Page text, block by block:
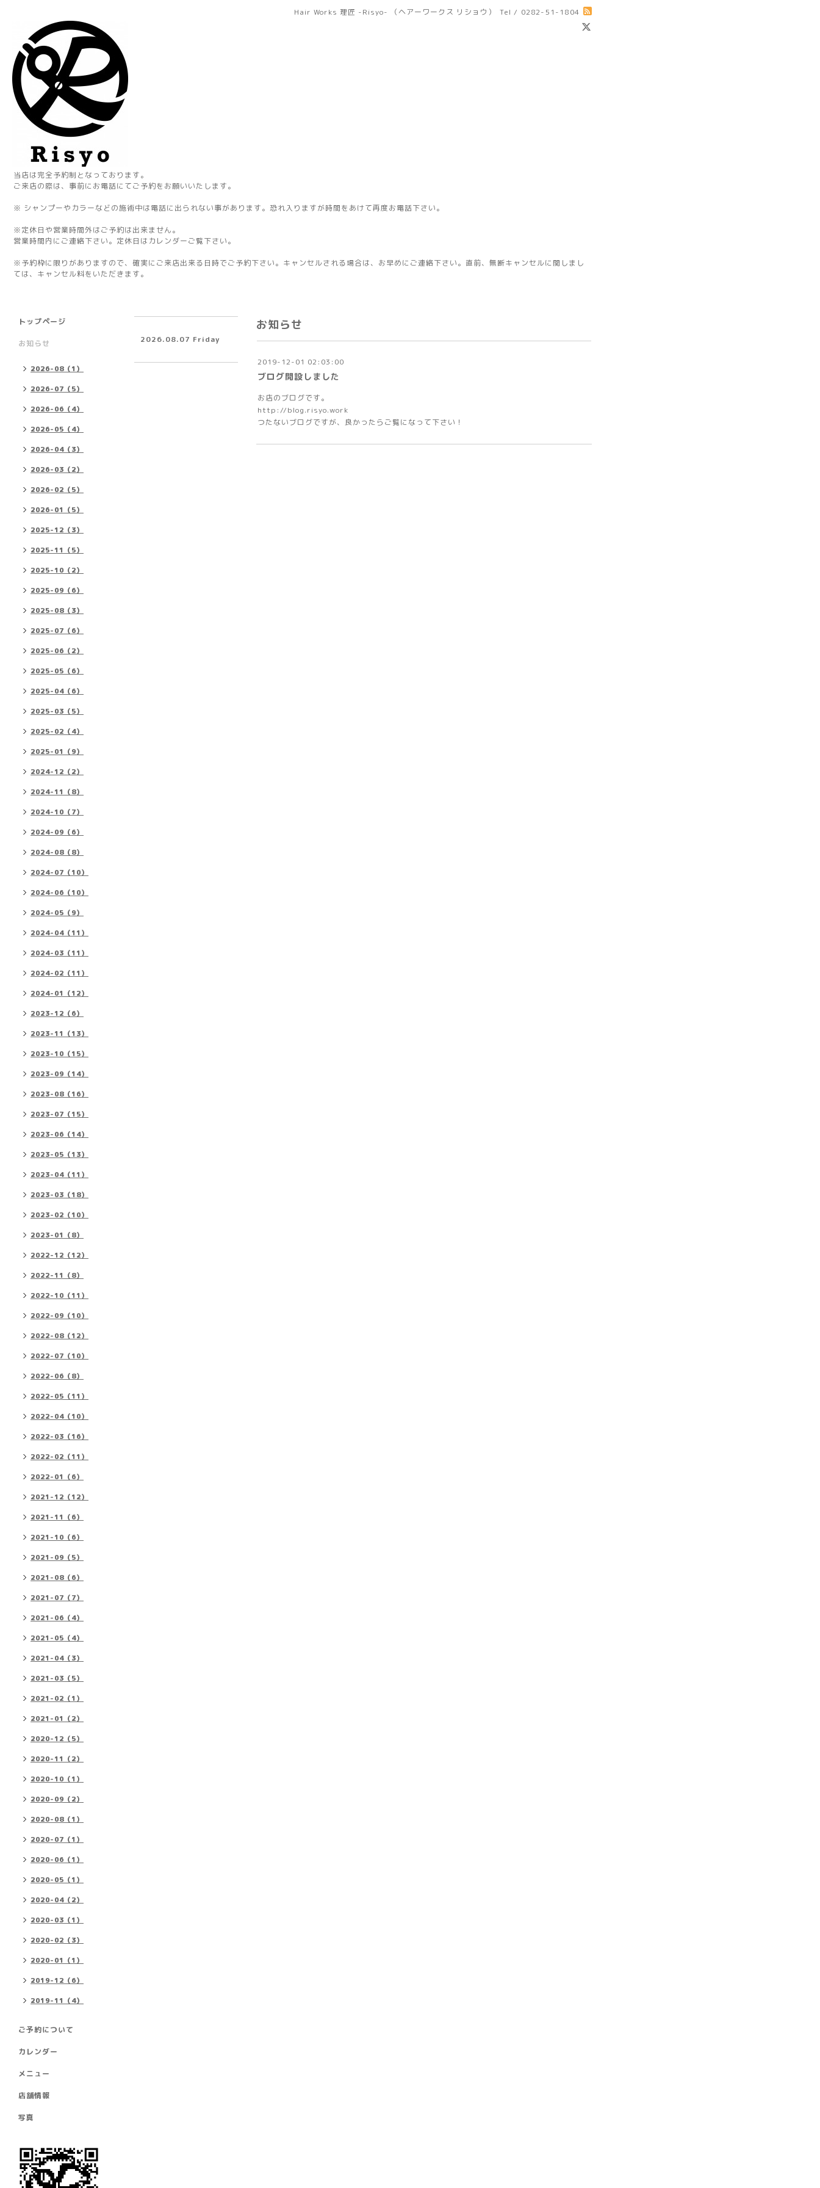
Hair Works 理匠 -Risyo- （ヘアーワークス リショウ） Tel / 0282-51-1804
当店は完全予約制となっております。
ご来店の際は、事前にお電話にてご予約をお願いいたします。
※ シャンプーやカラーなどの施術中は電話に出られない事があります。恐れ入りますが時間をあけて再度お電話下さい。
※定休日や営業時間外はご予約は出来ません。
営業時間内にご連絡下さい。定休日はカレンダーご覧下さい。
※予約枠に限りがありますので、確実にご来店出来る日時でご予約下さい。キャンセルされる場合は、お早めにご連絡下さい。直前、無断キャンセルに関しまし
ては、キャンセル料をいただきます。
お知らせ
2019-12-01 02:03:00
ブログ開設しました
お店のブログです。
http://blog.risyo.work
つたないブログですが、良かったらご覧になって下さい！
トップページ
お知らせ
2026-08（1）
2026-07（5）
2026-06（4）
2026-05（4）
2026-04（3）
2026-03（2）
2026-02（5）
2026-01（5）
2025-12（3）
2025-11（5）
2025-10（2）
2025-09（6）
2025-08（3）
2025-07（6）
2025-06（2）
2025-05（6）
2025-04（6）
2025-03（5）
2025-02（4）
2025-01（9）
2024-12（2）
2024-11（8）
2024-10（7）
2024-09（6）
2024-08（8）
2024-07（10）
2024-06（10）
2024-05（9）
2024-04（11）
2024-03（11）
2024-02（11）
2024-01（12）
2023-12（6）
2023-11（13）
2023-10（15）
2023-09（14）
2023-08（16）
2023-07（15）
2023-06（14）
2023-05（13）
2023-04（11）
2023-03（18）
2023-02（10）
2023-01（8）
2022-12（12）
2022-11（8）
2022-10（11）
2022-09（10）
2022-08（12）
2022-07（10）
2022-06（8）
2022-05（11）
2022-04（10）
2022-03（16）
2022-02（11）
2022-01（6）
2021-12（12）
2021-11（6）
2021-10（6）
2021-09（5）
2021-08（6）
2021-07（7）
2021-06（4）
2021-05（4）
2021-04（3）
2021-03（5）
2021-02（1）
2021-01（2）
2020-12（5）
2020-11（2）
2020-10（1）
2020-09（2）
2020-08（1）
2020-07（1）
2020-06（1）
2020-05（1）
2020-04（2）
2020-03（1）
2020-02（3）
2020-01（1）
2019-12（6）
2019-11（4）
ご予約について
カレンダー
メニュー
店舗情報
写真
2026.08.07 Friday